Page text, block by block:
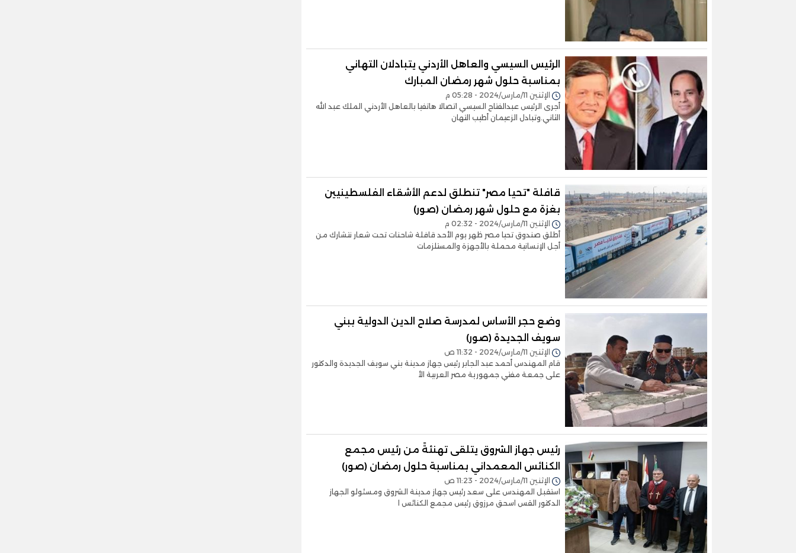
الرئيس السيسي والعاهل الأردني يتبادلان التهاني
بمناسبة حلول شهر رمضان المبارك
الإثنين 11/مارس/2024 - 05:28 م
أجرى الرئيس عبدالفتاح السيسي اتصالا هاتفيا بالعاهل الأردني الملك عبد الله
الثاني.وتبادل الزعيمان أطيب التهان
قافلة "تحيا مصر" تنطلق لدعم الأشقاء الفلسطينيين
بغزة مع حلول شهر رمضان (صور)
الإثنين 11/مارس/2024 - 02:32 م
أطلق صندوق تحيا مصر ظهر يوم الأحد قافلة شاحنات تحت شعار نتشارك من
أجل الإنسانية محملة بالأجهزة والمستلزمات
وضع حجر الأساس لمدرسة صلاح الدين الدولية ببني
سويف الجديدة (صور)
الإثنين 11/مارس/2024 - 11:32 ص
قام المهندس أحمد عبد الجابر رئيس جهاز مدينة بني سويف الجديدة والدكتور
على جمعة مفتي جمهورية مصر العربية الأ
رئيس جهاز الشروق يتلقى تهنئةً من رئيس مجمع
الكنائس المعمداني بمناسبة حلول رمضان (صور)
الإثنين 11/مارس/2024 - 11:23 ص
استقبل المهندس على سعد رئيس جهاز مدينة الشروق ومسئولو الجهاز
الدكتور القس اسحق مرزوق رئيس مجمع الكنائس ا